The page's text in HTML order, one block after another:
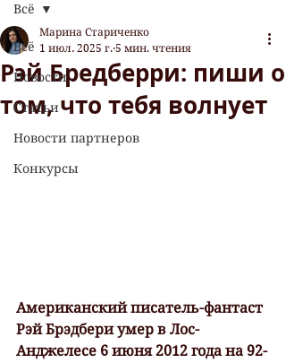
Всё
Новости
Статьи
Новости партнеров
Конкурсы
Всё
Рэй Бредберри: пиши о
том, что тебя волнует
Марина Стариченко
1 июл. 2025 г. 5 мин. чтения
Американский писатель-фантаст
Рэй Брэдбери умер в Лос-
Анджелесе 6 июня 2012 года на 92-